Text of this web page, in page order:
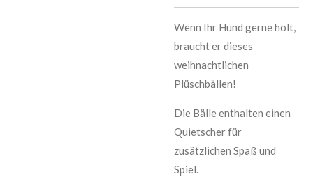
Wenn Ihr Hund gerne holt,
braucht er dieses
weihnachtlichen
Plüschbällen!
Die Bälle enthalten einen
Quietscher für
zusätzlichen Spaß und
Spiel.